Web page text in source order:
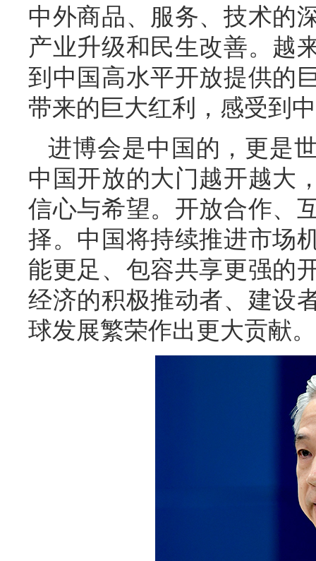
中外商品、服务、技术的
产业升级和民生改善。越
到中国高水平开放提供的
带来的巨大红利，感受到
进博会是中国的，更是
中国开放的大门越开越大
信心与希望。开放合作、
择。中国将持续推进市场
能更足、包容共享更强的
经济的积极推动者、建设
球发展繁荣作出更大贡献。